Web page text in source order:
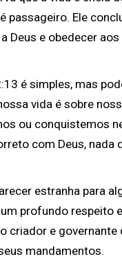
passageiro. Ele
Deus e obedecer aos
é simples, mas
vida é sobre
ou conquistemos
com Deus, nada
estranha para
profundo respeito
criador e
mandamentos.